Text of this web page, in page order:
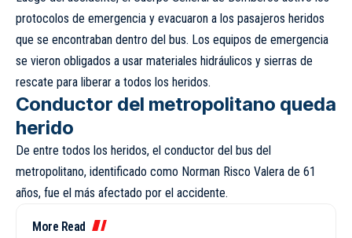
protocolos de emergencia y evacuaron a los pasajeros heridos
que se encontraban dentro del bus. Los equipos de emergencia
se vieron obligados a usar materiales hidráulicos y sierras de
rescate para liberar a todos los heridos.
Conductor del metropolitano queda
herido
De entre todos los heridos, el conductor del bus del
metropolitano, identificado como Norman Risco Valera de 61
años, fue el más afectado por el accidente.
More Read